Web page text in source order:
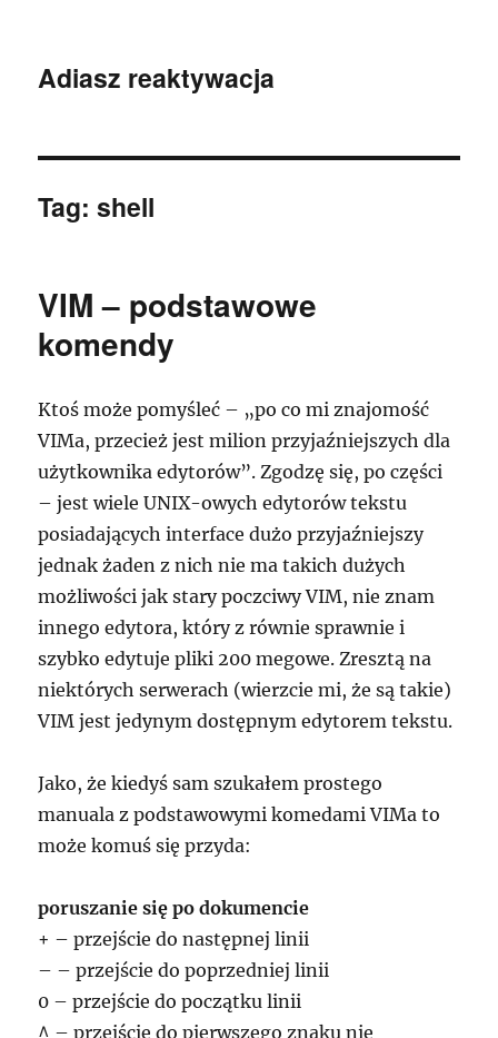
Adiasz reaktywacja
Tag:shell
VIM – podstawowe
komendy
Ktoś może pomyśleć – „po co mi znajomość
VIMa, przecież jest milion przyjaźniejszych dla
użytkownika edytorów”. Zgodzę się, po części
– jest wiele UNIX-owych edytorów tekstu
posiadających interface dużo przyjaźniejszy
jednak żaden z nich nie ma takich dużych
możliwości jak stary poczciwy VIM, nie znam
innego edytora, który z równie sprawnie i
szybko edytuje pliki 200 megowe. Zresztą na
niektórych serwerach (wierzcie mi, że są takie)
VIM jest jedynym dostępnym edytorem tekstu.
Jako, że kiedyś sam szukałem prostego
manuala z podstawowymi komedami VIMa to
może komuś się przyda:
poruszanie się po dokumencie
+ – przejście do następnej linii
– – przejście do poprzedniej linii
0 – przejście do początku linii
^ – przejście do pierwszego znaku nie